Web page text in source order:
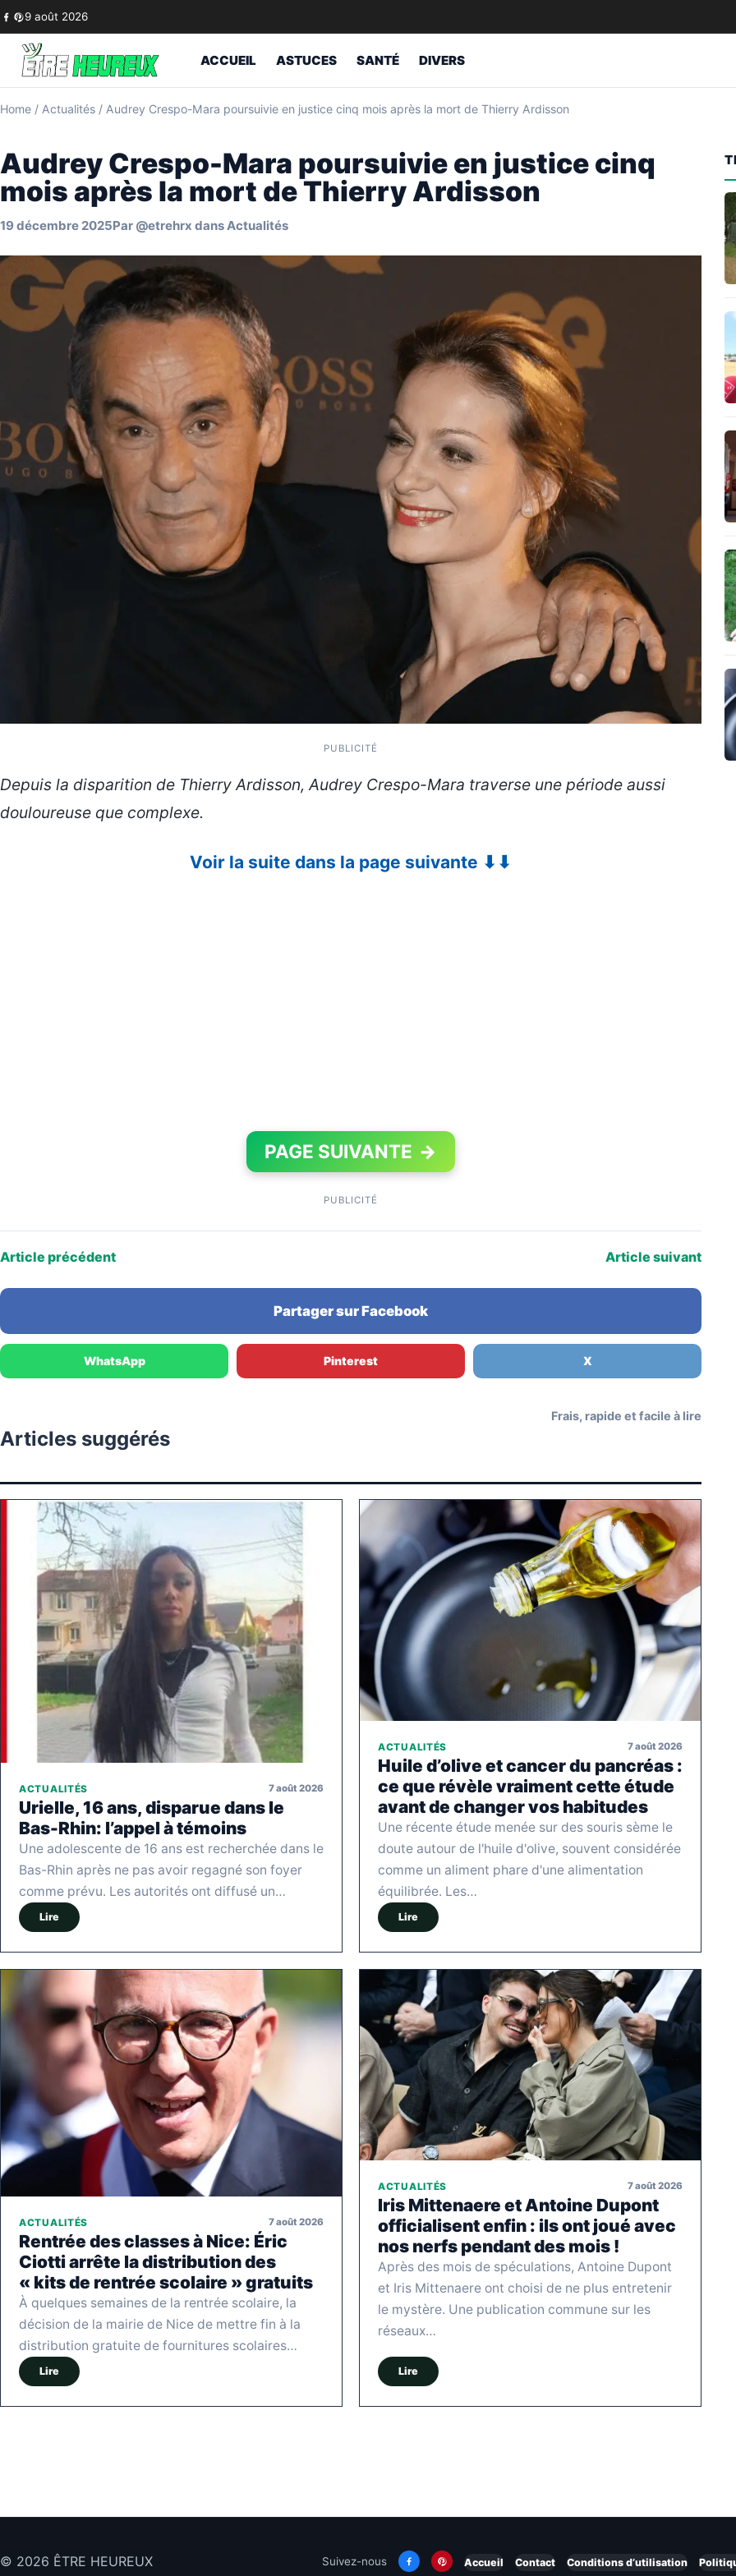
Skip to content
9 août 2026
ACCUEIL ASTUCES SANTÉ DIVERS
Home / Actualités / Audrey Crespo-Mara poursuivie en justice cinq mois après la mort de Thierry Ardisson
Audrey Crespo-Mara poursuivie en justice cinq
mois après la mort de Thierry Ardisson
19 décembre 2025Par @etrehrx dansActualités
PUBLICITÉ
Depuis la disparition de Thierry Ardisson, Audrey Crespo-Mara traverse une période aussi
douloureuse que complexe.
Voir la suite dans la page suivante ⬇⬇
PAGE SUIVANTE →
PUBLICITÉ
Article précédent Article suivant
Partager sur Facebook
WhatsApp Pinterest X
Articles suggérés
Frais, rapide et facile à lire
ACTUALITÉS 7 août 2026
Urielle, 16 ans, disparue dans le
Bas-Rhin: l’appel à témoins
Une adolescente de 16 ans est recherchée dans le
Bas-Rhin après ne pas avoir regagné son foyer
comme prévu. Les autorités ont diffusé un…
Lire
ACTUALITÉS 7 août 2026
Huile d’olive et cancer du pancréas :
ce que révèle vraiment cette étude
avant de changer vos habitudes
Une récente étude menée sur des souris sème le
doute autour de l'huile d'olive, souvent considérée
comme un aliment phare d'une alimentation
équilibrée. Les…
Lire
ACTUALITÉS 7 août 2026
Rentrée des classes à Nice: Éric
Ciotti arrête la distribution des
« kits de rentrée scolaire » gratuits
À quelques semaines de la rentrée scolaire, la
décision de la mairie de Nice de mettre fin à la
distribution gratuite de fournitures scolaires…
Lire
ACTUALITÉS 7 août 2026
Iris Mittenaere et Antoine Dupont
officialisent enfin : ils ont joué avec
nos nerfs pendant des mois !
Après des mois de spéculations, Antoine Dupont
et Iris Mittenaere ont choisi de ne plus entretenir
le mystère. Une publication commune sur les
réseaux…
Lire
© 2026 ÊTRE HEUREUX Suivez-nous Accueil Contact Conditions d’utilisation